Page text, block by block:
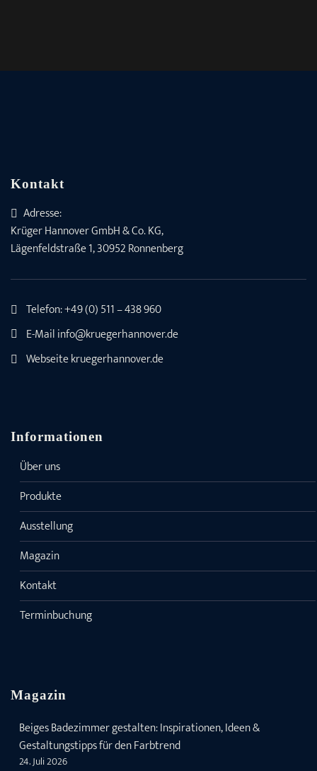
Kontakt
Adresse:
Krüger Hannover GmbH & Co. KG,
Lägenfeldstraße 1, 30952 Ronnenberg
Telefon:+49 (0) 511 – 438 960
E-Mailinfo@kruegerhannover.de
Webseitekruegerhannover.de
Informationen
Über uns
Produkte
Ausstellung
Magazin
Kontakt
Terminbuchung
Magazin
Beiges Badezimmer gestalten: Inspirationen, Ideen &
Gestaltungstipps für den Farbtrend
24. Juli 2026